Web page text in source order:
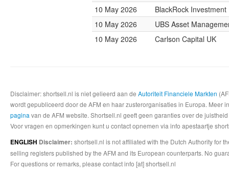
10 May 2026
BlackRock
10 May 2026
UBS Asset
10 May 2026
Carlson Capital UK
Disclaimer: shortsell.nl is niet gelieerd aan de Autoriteit Financiele Markten
wordt gepubliceerd door de AFM en haar zusterorganisaties in Europa.
pagina van de AFM website. Shortsell.nl geeft geen garanties over de
Voor vragen en opmerkingen kunt u contact opnemen via info apestaartje
ENGLISH Disclaimer: shortsell.nl is not affiliated with the Dutch Authority for
selling registers published by the AFM and its European counterparts. No
For questions or remarks, please contact info [at] shortsell.nl